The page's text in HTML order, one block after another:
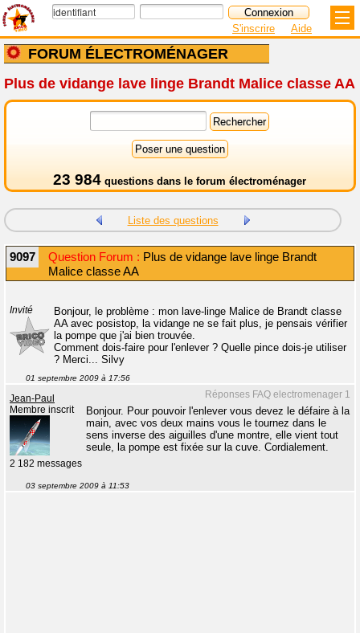
FORUM ÉLECTROMÉNAGER
S'inscrire Aide
Plus de vidange lave linge Brandt Malice classe AA
23 984 questions dans le forum électroménager
Liste des questions
9097 Question Forum : Plus de vidange lave linge Brandt
Malice classe AA
Invité
Bonjour, le problème : mon lave-linge Malice de Brandt classe
AA avec posistop, la vidange ne se fait plus, je pensais vérifier
la pompe que j'ai bien trouvée.
Comment dois-faire pour l'enlever ? Quelle pince dois-je utiliser
? Merci... Silvy
01 septembre 2009 à 17:56
Réponses FAQ electromenager 1
Jean-Paul
Membre inscrit
2 182 messages
Bonjour. Pour pouvoir l'enlever vous devez le défaire à la
main, avec vos deux mains vous le tournez dans le
sens inverse des aiguilles d'une montre, elle vient tout
seule, la pompe est fixée sur la cuve. Cordialement.
03 septembre 2009 à 11:53